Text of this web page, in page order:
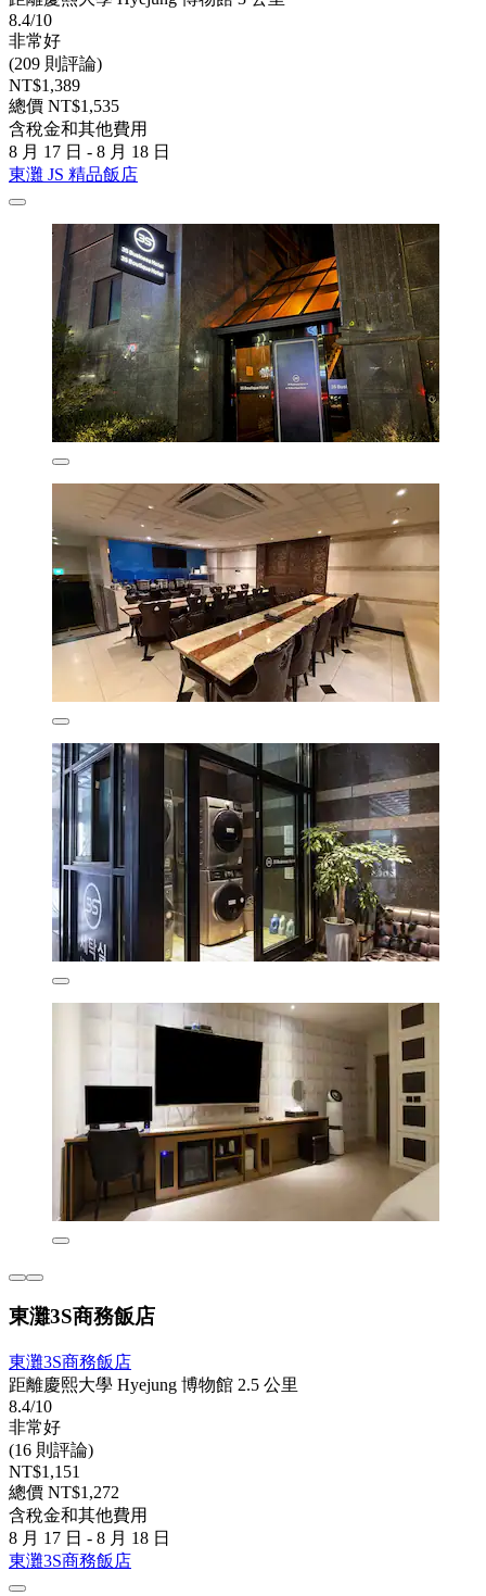
8.4/10
非常好
(209 則評論)
NT$1,389
總價 NT$1,535
含稅金和其他費用
8 月 17 日 - 8 月 18 日
東灘 JS 精品飯店
東灘3S商務飯店
東灘3S商務飯店
距離慶熙大學 Hyejung 博物館 2.5 公里
8.4/10
非常好
(16 則評論)
NT$1,151
總價 NT$1,272
含稅金和其他費用
8 月 17 日 - 8 月 18 日
東灘3S商務飯店